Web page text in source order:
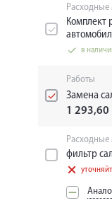
Расходные
Комплект
в
Работы
Замена
1 293,60
Расходные
фильтр